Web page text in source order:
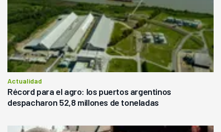
Actualidad
Récord para el agro: los puertos argentinos
despacharon 52,8 millones de toneladas